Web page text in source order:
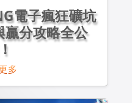
電子瘋狂礦坑
分攻略全公
多